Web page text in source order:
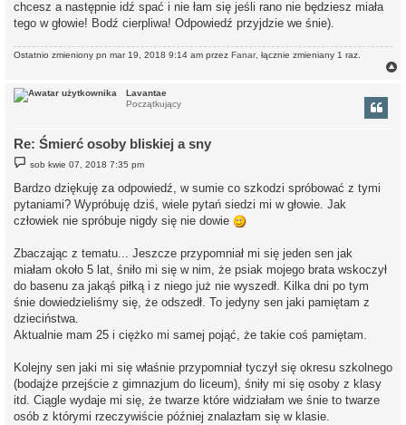
chcesz a następnie idź spać i nie łam się jeśli rano nie będziesz miała
tego w głowie! Bodź cierpliwa! Odpowiedź przyjdzie we śnie).
Ostatnio zmieniony pn mar 19, 2018 9:14 am przez Fanar, łącznie zmieniany 1 raz.
Lavantae
Początkujący
Re: Śmierć osoby bliskiej a sny
o
t
sob kwie 07, 2018 7:35 pm
Bardzo dziękuję za odpowiedź, w sumie co szkodzi spróbować z tymi
pytaniami? Wypróbuję dziś, wiele pytań siedzi mi w głowie. Jak
człowiek nie spróbuje nigdy się nie dowie
Zbaczając z tematu... Jeszcze przypomniał mi się jeden sen jak
miałam około 5 lat, śniło mi się w nim, że psiak mojego brata wskoczył
do basenu za jakąś piłką i z niego już nie wyszedł. Kilka dni po tym
śnie dowiedzieliśmy się, że odszedł. To jedyny sen jaki pamiętam z
dzieciństwa.
Aktualnie mam 25 i ciężko mi samej pojąć, że takie coś pamiętam.
Kolejny sen jaki mi się właśnie przypomniał tyczył się okresu szkolnego
(bodajże przejście z gimnazjum do liceum), śniły mi się osoby z klasy
itd. Ciągle wydaje mi się, że twarze które widziałam we śnie to twarze
osób z którymi rzeczywiście później znalazłam się w klasie.